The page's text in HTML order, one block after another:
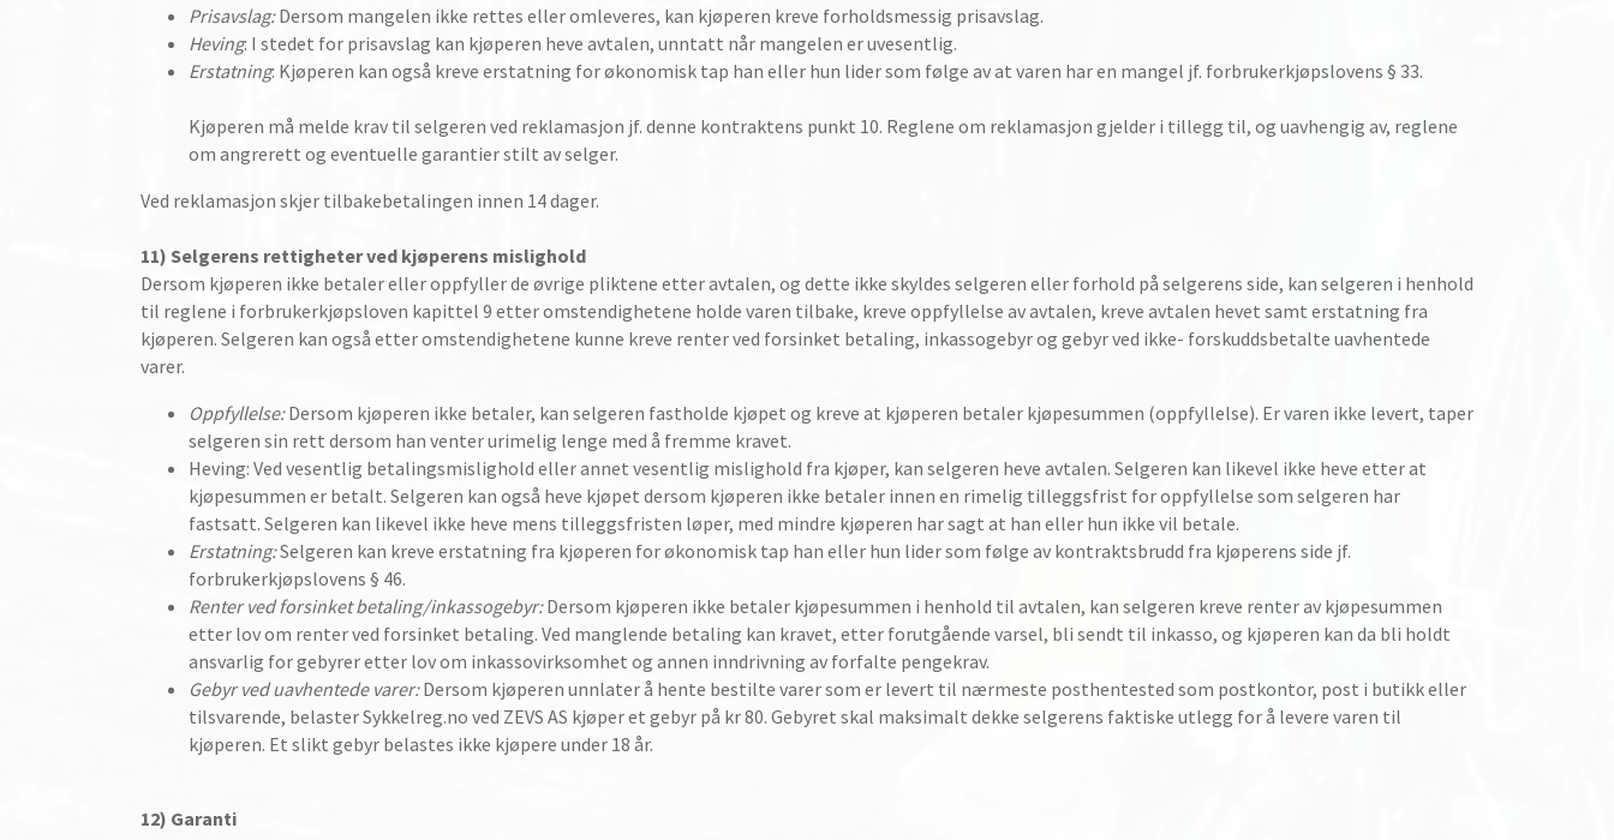
Prisavslag:Dersom mangelen ikke rettes eller omleveres, kan kjøperen kreve forholdsmessig prisavslag.
Heving: I stedet for prisavslag kan kjøperen heve avtalen, unntatt når mangelen er uvesentlig.
Erstatning: Kjøperen kan også kreve erstatning for økonomisk tap han eller hun lider som følge av at varen har en mangel jf. forbrukerkjøpslovens § 33.
Kjøperen må melde krav til selgeren ved reklamasjon jf. denne kontraktens punkt 10. Reglene om reklamasjon gjelder i tillegg til, og uavhengig av, reglene
om angrerett og eventuelle garantier stilt av selger.
Ved reklamasjon skjer tilbakebetalingen innen 14 dager.
11) Selgerens rettigheter ved kjøperens mislighold
Dersom kjøperen ikke betaler eller oppfyller de øvrige pliktene etter avtalen, og dette ikke skyldes selgeren eller forhold på selgerens side, kan selgeren i henhold
til reglene i forbrukerkjøpsloven kapittel 9 etter omstendighetene holde varen tilbake, kreve oppfyllelse av avtalen, kreve avtalen hevet samt erstatning fra
kjøperen. Selgeren kan også etter omstendighetene kunne kreve renter ved forsinket betaling, inkassogebyr og gebyr ved ikke- forskuddsbetalte uavhentede
varer.
Oppfyllelse:Dersom kjøperen ikke betaler, kan selgeren fastholde kjøpet og kreve at kjøperen betaler kjøpesummen (oppfyllelse). Er varen ikke levert, taper
selgeren sin rett dersom han venter urimelig lenge med å fremme kravet.
Heving: Ved vesentlig betalingsmislighold eller annet vesentlig mislighold fra kjøper, kan selgeren heve avtalen. Selgeren kan likevel ikke heve etter at
kjøpesummen er betalt. Selgeren kan også heve kjøpet dersom kjøperen ikke betaler innen en rimelig tilleggsfrist for oppfyllelse som selgeren har
fastsatt. Selgeren kan likevel ikke heve mens tilleggsfristen løper, med mindre kjøperen har sagt at han eller hun ikke vil betale.
Erstatning:Selgeren kan kreve erstatning fra kjøperen for økonomisk tap han eller hun lider som følge av kontraktsbrudd fra kjøperens side jf.
forbrukerkjøpslovens § 46.
Renter ved forsinket betaling/inkassogebyr:Dersom kjøperen ikke betaler kjøpesummen i henhold til avtalen, kan selgeren kreve renter av kjøpesummen
etter lov om renter ved forsinket betaling. Ved manglende betaling kan kravet, etter forutgående varsel, bli sendt til inkasso, og kjøperen kan da bli holdt
ansvarlig for gebyrer etter lov om inkassovirksomhet og annen inndrivning av forfalte pengekrav.
Gebyr ved uavhentede varer:Dersom kjøperen unnlater å hente bestilte varer som er levert til nærmeste posthentested som postkontor, post i butikk eller
tilsvarende, belaster Sykkelreg.no ved ZEVS AS kjøper et gebyr på kr 80. Gebyret skal maksimalt dekke selgerens faktiske utlegg for å levere varen til
kjøperen. Et slikt gebyr belastes ikke kjøpere under 18 år.
12) Garanti